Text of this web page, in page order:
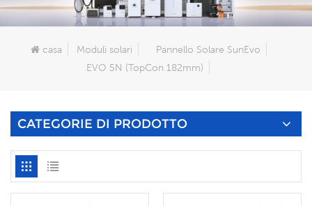
casa Moduli solari
Pannello Solare SunEvo
EVO 5N (TopCon 182mm)
CATEGORIE DI PRODOTTO